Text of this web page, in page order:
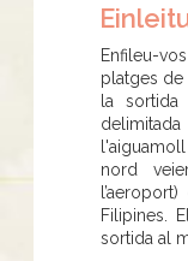
Enfileu-
platges de
la sortida
nord
Filipines.
sortida al